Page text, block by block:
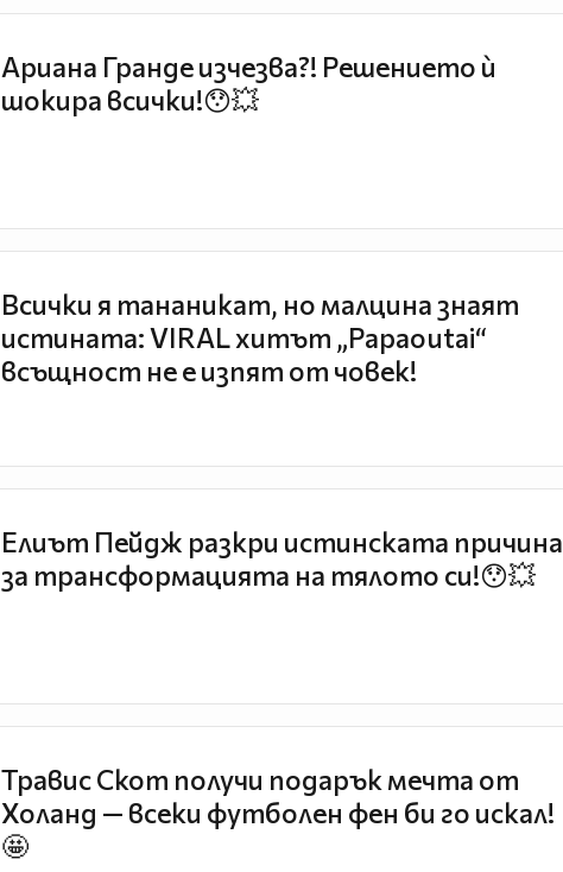
Ариана Гранде изчезва?! Решението ѝ
шокира всички!😯💥
Всички я тананикат, но малцина знаят
истината: VIRAL хитът „Papaoutai“
всъщност не е изпят от човек!
Елиът Пейдж разкри истинската причина
за трансформацията на тялото си!😯💥
Травис Скот получи подарък мечта от
Холанд — всеки футболен фен би го искал!
🤩